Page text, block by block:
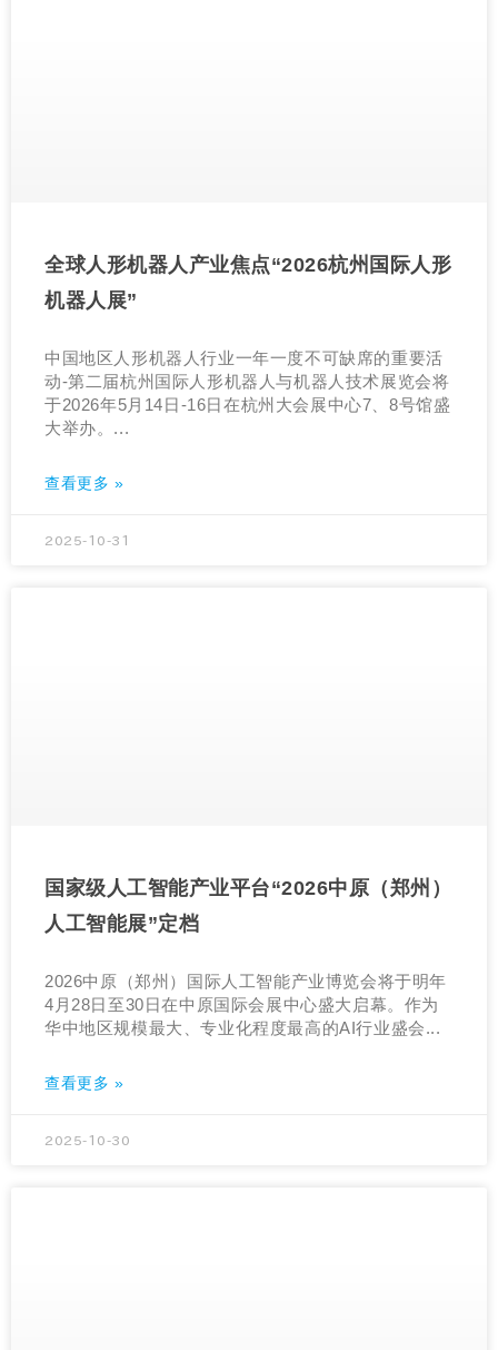
全球人形机器人产业焦点“2026杭州国际人形
机器人展”
中国地区人形机器人行业一年一度不可缺席的重要活
动-第二届杭州国际人形机器人与机器人技术展览会将
于2026年5月14日-16日在杭州大会展中心7、8号馆盛
大举办。...
查看更多 »
2025-10-31
国家级人工智能产业平台“2026中原（郑州）
人工智能展”定档
2026中原（郑州）国际人工智能产业博览会将于明年
4月28日至30日在中原国际会展中心盛大启幕。作为
华中地区规模最大、专业化程度最高的AI行业盛会...
查看更多 »
2025-10-30